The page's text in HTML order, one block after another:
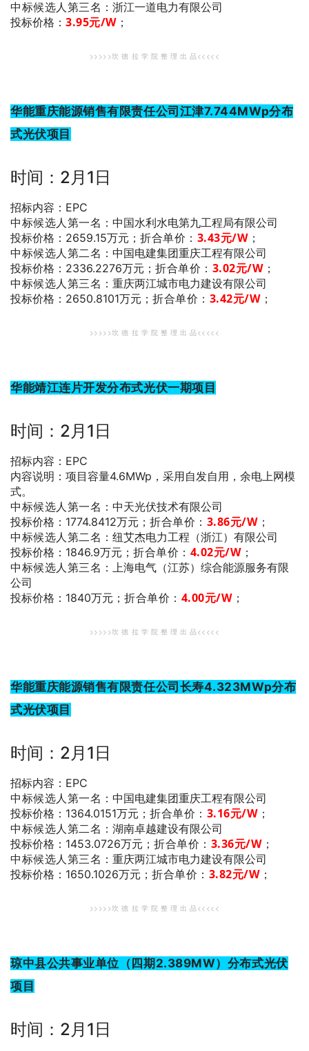
中标候选人第三名 ：浙江一道电力有限公司
投标价格： 3.95元/W；
>>>>>坎 德 拉 学 院 整 理 出 品<<<<<
华能重庆能源销售有限责任公司江津7.744MWp分布
式光伏项目
时间：2月1日
招标内容：EPC
中标候选人第一名 ：中国水利水电第九工程局有限公司
投标价格：2659.15万元； 折合单价： 3.43元/W；
中标候选人第二名 ：中国电建集团重庆工程有限公司
投标价格：2336.2276万元； 折合单价： 3.02元/W；
中标候选人第三名 ：重庆两江城市电力建设有限公司
投标价格：2650.8101万元； 折合单价： 3.42元/W；
>>>>>坎 德 拉 学 院 整 理 出 品<<<<<
华能靖江连片开发分布式光伏一期项目
时间：2月1日
招标内容：EPC
内容说明：项目容量4.6MWp，采用自发自用，余电上网模
式。
中标候选人第一名 ：中天光伏技术有限公司
投标价格：1774.8412万元； 折合单价： 3.86元/W；
中标候选人第二名 ：纽艾杰电力工程（浙江）有限公司
投标价格：1846.9万元； 折合单价： 4.02元/W；
中标候选人第三名 ：上海电气（江苏）综合能源服务有限
公司
投标价格：1840万元； 折合单价： 4.00元/W；
>>>>>坎 德 拉 学 院 整 理 出 品<<<<<
华能重庆能源销售有限责任公司长寿4.323MWp分布
式光伏项目
时间：2月1日
招标内容：EPC
中标候选人第一名 ：中国电建集团重庆工程有限公司
投标价格：1364.0151万元； 折合单价： 3.16元/W；
中标候选人第二名 ：湖南卓越建设有限公司
投标价格：1453.0726万元； 折合单价： 3.36元/W；
中标候选人第三名 ：重庆两江城市电力建设有限公司
投标价格：1650.1026万元； 折合单价： 3.82元/W；
>>>>>坎 德 拉 学 院 整 理 出 品<<<<<
琼中县公共事业单位（四期2.389MW）分布式光伏
项目
时间：2月1日